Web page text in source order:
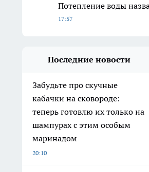
Потепление воды
17:57
Последние новости
Забудьте про скучные
кабачки на сковороде:
теперь готовлю их только на
шампурах с этим особым
маринадом
20:10